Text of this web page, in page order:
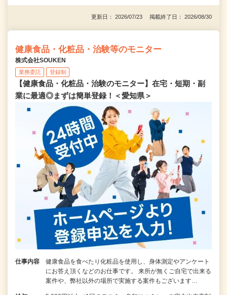
更新日： 2026/07/23 掲載終了日： 2026/08/30
健康食品・化粧品・治験等のモニター
株式会社SOUKEN
業務委託 登録制
【健康食品・化粧品・治験のモニター】在宅・短期・副
業に最適◎まずは簡単登録！＜愛知県＞
仕事内容
健康食品を食べたり化粧品を使用し、身体測定やアンケート
にお答え頂くなどのお仕事です。 来所が無くご自宅で出来る
案件や、弊社以外の場所で実施する案件もございます…